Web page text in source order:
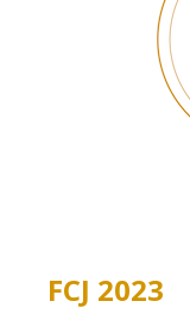
FCJ 2023